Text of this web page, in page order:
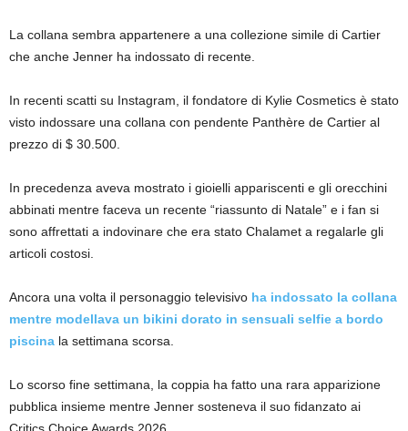
La collana sembra appartenere a una collezione simile di Cartier
che anche Jenner ha indossato di recente.
In recenti scatti su Instagram, il fondatore di Kylie Cosmetics è stato
visto indossare una collana con pendente Panthère de Cartier al
prezzo di $ 30.500.
In precedenza aveva mostrato i gioielli appariscenti e gli orecchini
abbinati mentre faceva un recente “riassunto di Natale” e i fan si
sono affrettati a indovinare che era stato Chalamet a regalarle gli
articoli costosi.
Ancora una volta il personaggio televisivo ha indossato la collana
mentre modellava un bikini dorato in sensuali selfie a bordo
piscina la settimana scorsa.
Lo scorso fine settimana, la coppia ha fatto una rara apparizione
pubblica insieme mentre Jenner sosteneva il suo fidanzato ai